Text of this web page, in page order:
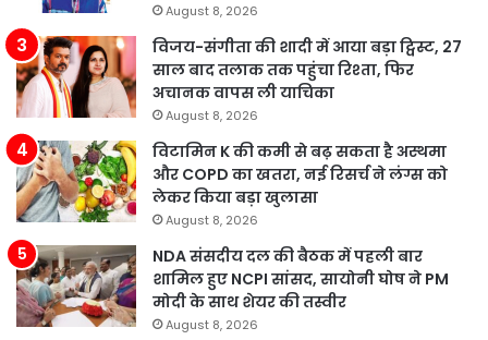
August 8, 2026
विजय-संगीता की शादी में आया बड़ा ट्विस्ट, 27
साल बाद तलाक तक पहुंचा रिश्ता, फिर
अचानक वापस ली याचिका
August 8, 2026
विटामिन K की कमी से बढ़ सकता है अस्थमा
और COPD का खतरा, नई रिसर्च ने लंग्स को
लेकर किया बड़ा खुलासा
August 8, 2026
NDA संसदीय दल की बैठक में पहली बार
शामिल हुए NCPI सांसद, सायोनी घोष ने PM
मोदी के साथ शेयर की तस्वीर
August 8, 2026